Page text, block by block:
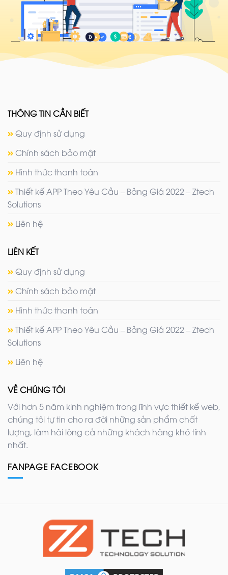
THÔNG TIN CẦN BIẾT
Quy định sử dụng
Chính sách bảo mật
Hình thức thanh toán
Thiết kế APP Theo Yêu Cầu – Bảng Giá 2022 – Ztech
Solutions
Liên hệ
LIÊN KẾT
Quy định sử dụng
Chính sách bảo mật
Hình thức thanh toán
Thiết kế APP Theo Yêu Cầu – Bảng Giá 2022 – Ztech
Solutions
Liên hệ
VỀ CHÚNG TÔI
Với hơn 5 năm kinh nghiệm trong lĩnh vực thiết kế web,
chúng tôi tự tin cho ra đời những sản phẩm chất
lượng, làm hài lòng cả những khách hàng khó tính
nhất.
FANPAGE FACEBOOK